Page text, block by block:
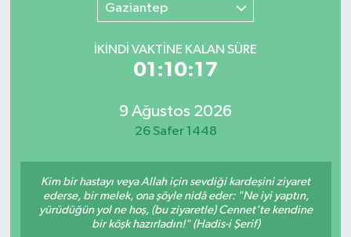
Gaziantep
İKINDI VAKTİNE KALAN SÜRE
01:10:17
9 Ağustos 2026
26 Safer 1448
Kim bir hastayı veya Allah için sevdiği kardeşini ziyaret
ederse, bir melek, ona şöyle nidâ eder: "Ne iyi yaptın,
yürüdüğün yol ne hoş, (bu ziyaretle) Cennet’te kendine
bir köşk hazırladın!" (Hadis-i Şerif)
Resmi İlanlar
İzmir Trafik Yoğunluk Haritası
Süper Lig Puan Durumu ve Fikstür
Haber Arşivi